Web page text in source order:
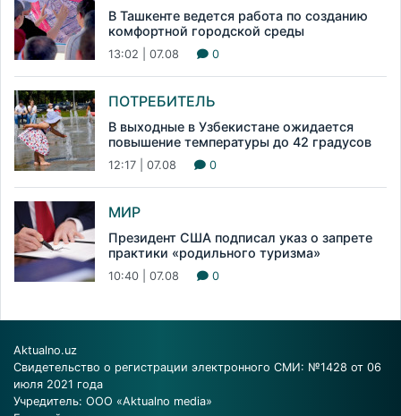
В Ташкенте ведется работа по созданию
комфортной городской среды
13:02 | 07.08 0
ПОТРЕБИТЕЛЬ
В выходные в Узбекистане ожидается
повышение температуры до 42 градусов
12:17 | 07.08 0
МИР
Президент США подписал указ о запрете
практики «родильного туризма»
10:40 | 07.08 0
Aktualno.uz
Свидетельство о регистрации электронного СМИ: №1428 от 06
июля 2021 года
Учредитель: ООО «Aktualno media»